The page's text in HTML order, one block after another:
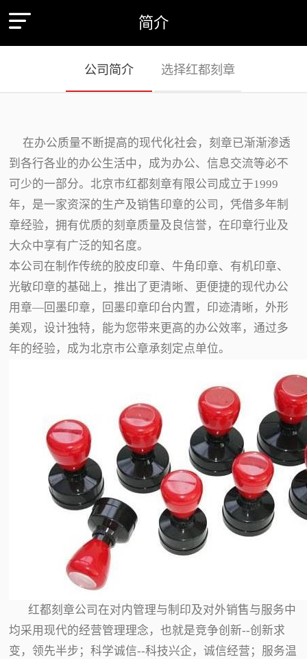
简介
公司简介 选择红都刻章
在办公质量不断提高的现代化社会，刻章已渐渐渗透
到各行各业的办公生活中，成为办公、信息交流等必不
可少的一部分。北京市红都刻章有限公司成立于1999
年，是一家资深的生产及销售印章的公司，凭借多年制
章经验，拥有优质的刻章质量及良信誉，在印章行业及
大众中享有广泛的知名度。
本公司在制作传统的胶皮印章、牛角印章、有机印章、
光敏印章的基础上，推出了更清晰、更便捷的现代办公
用章—回墨印章，回墨印章印台内置，印迹清晰，外形
美观，设计独特，能为您带来更高的办公效率，通过多
年的经验，成为北京市公章承刻定点单位。
红都刻章公司在对内管理与制印及对外销售与服务中
均采用现代的经营管理理念，也就是竞争创新--创新求
变，领先半步；科学诚信--科技兴企，诚信经营；服务温